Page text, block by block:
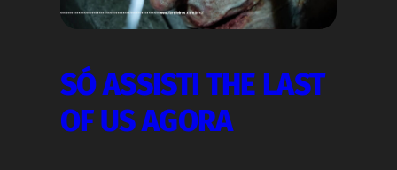
SÓ ASSISTI THE LAST
OF US AGORA